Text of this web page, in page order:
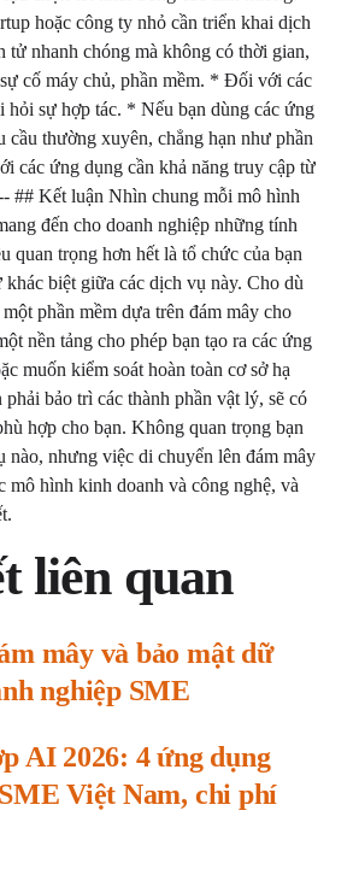
hoặc công ty nhỏ cần triển khai dịch
tử nhanh chóng mà không có thời gian,
cố máy chủ, phần mềm. * Đối với các
hỏi sự hợp tác. * Nếu bạn dùng các ứng
cầu thường xuyên, chẳng hạn như phần
các ứng dụng cần khả năng truy cập từ
## Kết luận Nhìn chung mỗi mô hình
đến cho doanh nghiệp những tính
quan trọng hơn hết là tổ chức của bạn
khác biệt giữa các dịch vụ này. Cho dù
phần mềm dựa trên đám mây cho
nền tảng cho phép bạn tạo ra các ứng
muốn kiểm soát hoàn toàn cơ sở hạ
phải bảo trì các thành phần vật lý, sẽ có
hợp cho bạn. Không quan trọng bạn
nào, nhưng việc di chuyển lên đám mây
mô hình kinh doanh và công nghệ, và
liên quan
mây và bảo mật dữ
nghiệp SME
AI 2026: 4 ứng dụng
Việt Nam, chi phí